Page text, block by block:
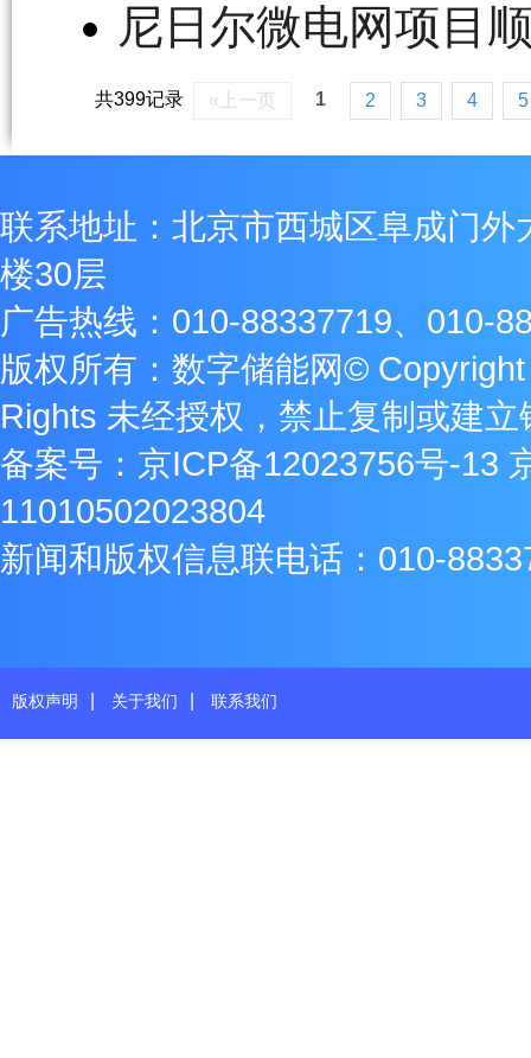
尼日尔微电网项目
共399记录 «上一页 1 2 3 4 5
联系地址：北京市西城区阜成门外
楼30层
广告热线：010-88337719、010-
版权所有：数字储能网©
Rights 未经授权，禁止复制或建立
备案号： 京ICP备12023756号-13
11010502023804
新闻和版权信息联电话：010-
版权声明 关于我们 联系我们